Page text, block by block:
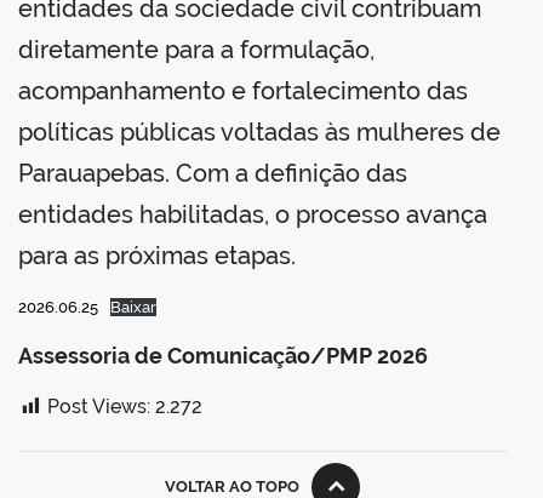
entidades da sociedade civil contribuam
diretamente para a formulação,
acompanhamento e fortalecimento das
políticas públicas voltadas às mulheres de
Parauapebas. Com a definição das
entidades habilitadas, o processo avança
para as próximas etapas.
2026.06.25 Baixar
Assessoria de Comunicação/PMP 2026
Post Views: 2.272
VOLTAR AO TOPO